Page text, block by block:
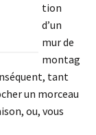
tion
d’un
mur de
montag
tant
un morceau
ou, vous